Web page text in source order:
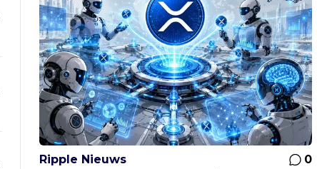
Ripple Nieuws
0